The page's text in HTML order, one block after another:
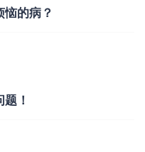
的病？
！